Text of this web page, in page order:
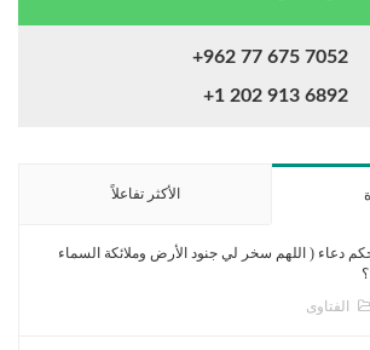
+962 77 675 7052
+1 202 913 6892
الأكثر تفاعلاً
دعاء ( اللهم سخر لي جنود الأرض وملائكة السماء
الفتاوى